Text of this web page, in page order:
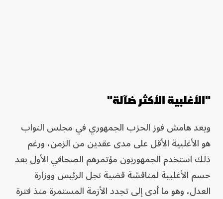
"الأغلبية الأكثر ضآلة"
ويعد هامش فوز الحزب الجمهوري في مجلس النواب
هو الأغلبية الأقل على مدى عقدين من الزمن، ورغم
ذلك استخدم الجمهوريون مؤتمرهم الصحافي الأول بعد
حسم الأغلبية لمناقشة قضية نجل الرئيس ووزارة
العدل، وهو ما أدى إلى تجدد الأزمة المستمرة منذ فترة